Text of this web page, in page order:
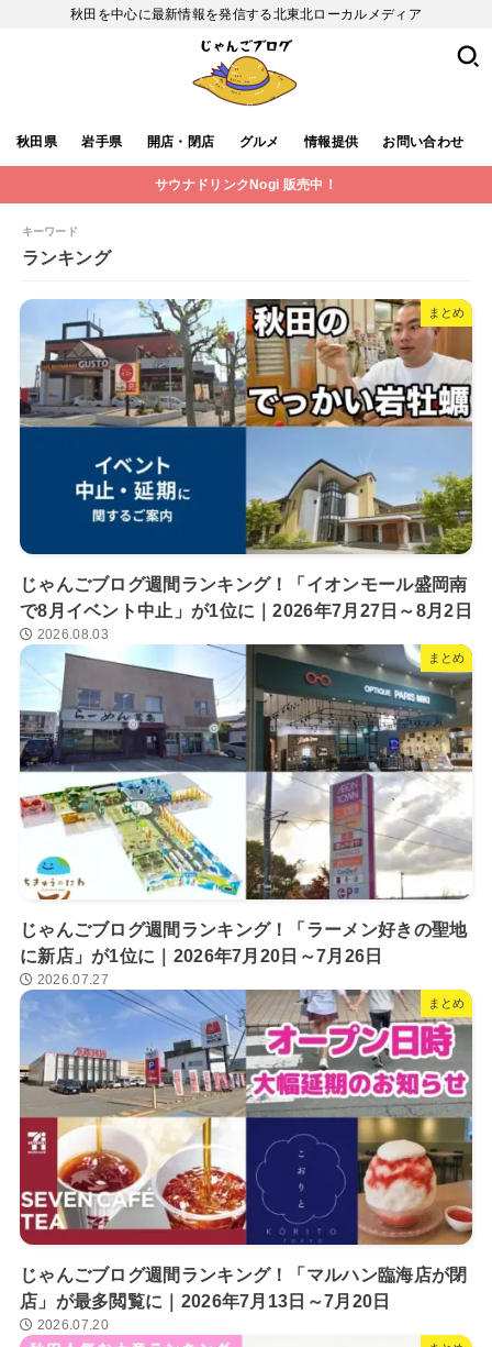
秋田を中心に最新情報を発信する北東北ローカルメディア
秋田県 岩手県 開店・閉店 グルメ 情報提供 お問い合わせ
サウナドリンクNogi 販売中！
キーワード
ランキング
まとめ
じゃんごブログ週間ランキング！「イオンモール盛岡南
で8月イベント中止」が1位に｜2026年7月27日～8月2日
2026.08.03
まとめ
じゃんごブログ週間ランキング！「ラーメン好きの聖地
に新店」が1位に｜2026年7月20日～7月26日
2026.07.27
まとめ
じゃんごブログ週間ランキング！「マルハン臨海店が閉
店」が最多閲覧に｜2026年7月13日～7月20日
2026.07.20